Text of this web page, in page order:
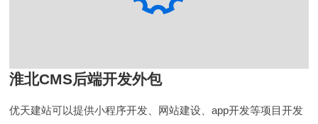
淮北CMS后端开发外包
优天建站可以提供小程序开发、网站建设、app开发等项目开发